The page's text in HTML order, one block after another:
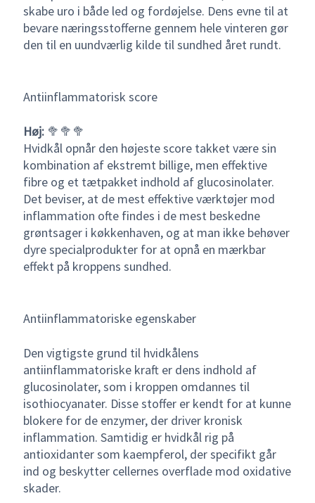
skabe uro i både led og fordøjelse. Dens evne til at
bevare næringsstofferne gennem hele vinteren gør
den til en uundværlig kilde til sundhed året rundt.
Antiinflammatorisk score
Høj:🥦🥦🥦
Hvidkål opnår den højeste score takket være sin
kombination af ekstremt billige, men effektive
fibre og et tætpakket indhold af glucosinolater.
Det beviser, at de mest effektive værktøjer mod
inflammation ofte findes i de mest beskedne
grøntsager i køkkenhaven, og at man ikke behøver
dyre specialprodukter for at opnå en mærkbar
effekt på kroppens sundhed.
Antiinflammatoriske egenskaber
Den vigtigste grund til hvidkålens
antiinflammatoriske kraft er dens indhold af
glucosinolater, som i kroppen omdannes til
isothiocyanater. Disse stoffer er kendt for at kunne
blokere for de enzymer, der driver kronisk
inflammation. Samtidig er hvidkål rig på
antioxidanter som kaempferol, der specifikt går
ind og beskytter cellernes overflade mod oxidative
skader.